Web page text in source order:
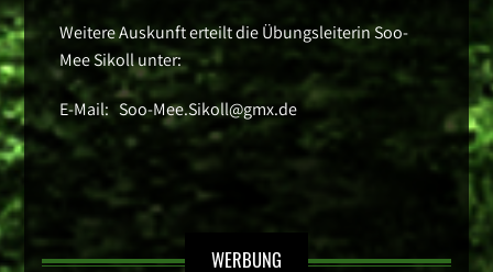
Weitere Auskunft erteilt die Übungsleiterin Soo-
Mee Sikoll unter:
E-Mail: Soo-Mee.Sikoll@gmx.de
WERBUNG